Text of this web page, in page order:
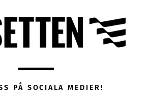
PÅ SOCIALA MEDIER!